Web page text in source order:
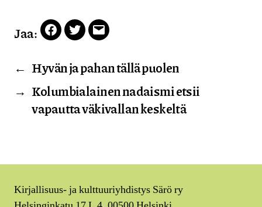
Jaa: Facebook
TwitterEmail
← Hyvän ja pahan tällä puolen
→ Kolumbialainen nadaismi etsii
vapautta väkivallan keskeltä
Kirjallisuus- ja kulttuuriyhdistys Särö ry